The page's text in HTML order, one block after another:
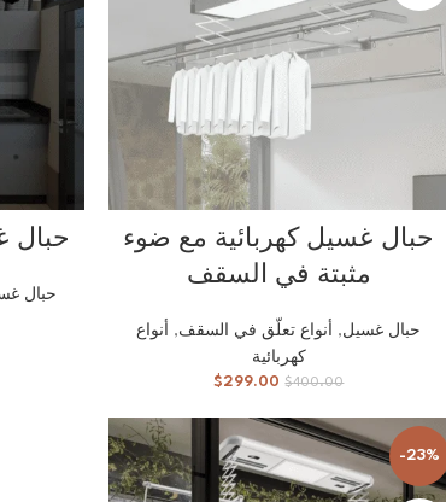
قراءة المزيد
حبال غسيل كهربائية مع ضوء
مثبتة في السقف
حبال غسيل, أنواع تعلّق في السقف,
أنواع
كهربائية
$400.00
$299.00
حبال
حبال
-23%